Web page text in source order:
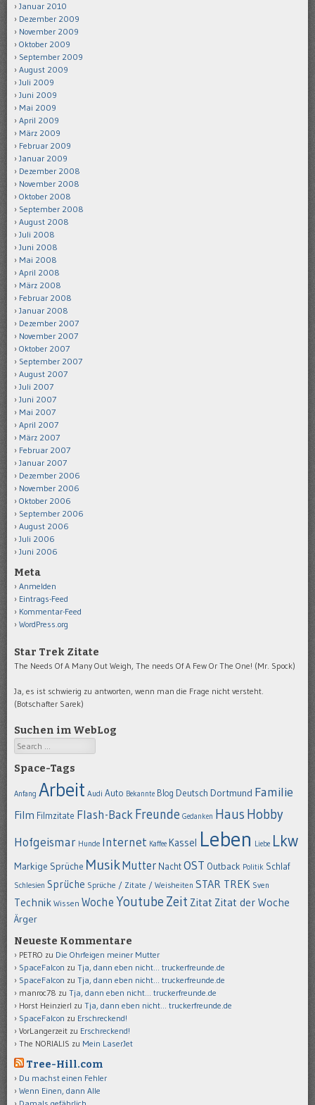
Januar 2010
Dezember 2009
November 2009
Oktober 2009
September 2009
August 2009
Juli 2009
Juni 2009
Mai 2009
April 2009
März 2009
Februar 2009
Januar 2009
Dezember 2008
November 2008
Oktober 2008
September 2008
August 2008
Juli 2008
Juni 2008
Mai 2008
April 2008
März 2008
Februar 2008
Januar 2008
Dezember 2007
November 2007
Oktober 2007
September 2007
August 2007
Juli 2007
Juni 2007
Mai 2007
April 2007
März 2007
Februar 2007
Januar 2007
Dezember 2006
November 2006
Oktober 2006
September 2006
August 2006
Juli 2006
Juni 2006
Meta
Anmelden
Eintrags-Feed
Kommentar-Feed
WordPress.org
Star Trek Zitate
The Needs Of A Many Out Weigh, The needs Of A Few Or The One! (Mr. Spock)
Ja, es ist schwierig zu antworten, wenn man die Frage nicht versteht.
(Botschafter Sarek)
Suchen im WebLog
Search
Space-Tags
Anfang Arbeit Audi Auto Bekannte Blog Deutsch Dortmund Familie
Film Filmzitate Flash-BackFreunde Gedanken Haus Hobby
Hofgeismar Hunde Internet Kaffee Kassel Leben Liebe Lkw
Markige Sprüche MusikMutter NachtOST Outback Politik Schlaf
Schlesien Sprüche Sprüche / Zitate / Weisheiten STAR TREK Sven
Technik Wissen Woche Youtube Zeit Zitat Zitat der Woche
Ärger
Neueste Kommentare
PETRO zu Die Ohrfeigen meiner Mutter
SpaceFalcon zu Tja, dann eben nicht… truckerfreunde.de
SpaceFalcon zu Tja, dann eben nicht… truckerfreunde.de
manroc78 zu Tja, dann eben nicht… truckerfreunde.de
Horst Heinzierl zu Tja, dann eben nicht… truckerfreunde.de
SpaceFalcon zu Erschreckend!
VorLangerzeit zu Erschreckend!
The NORIALIS zu Mein LaserJet
Tree-Hill.com
Du machst einen Fehler
Wenn Einen, dann Alle